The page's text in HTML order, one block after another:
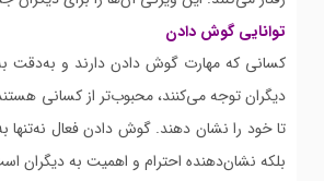
توانایی گوش دادن
کسانی که مهارت گوش دادن دارند و به‌دقت
دیگران توجه می‌کنند، محبوب‌تر از کسانی
تا خود را نشان دهند. گوش دادن فعال نه‌تنها
بلکه نشان‌دهنده احترام و اهمیت به دیگران